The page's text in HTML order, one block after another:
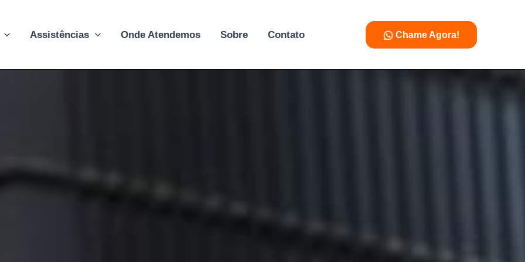
Assistências Onde Atendemos Sobre Contato Chame Agora!